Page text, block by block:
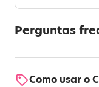
Perguntas
Como usar o